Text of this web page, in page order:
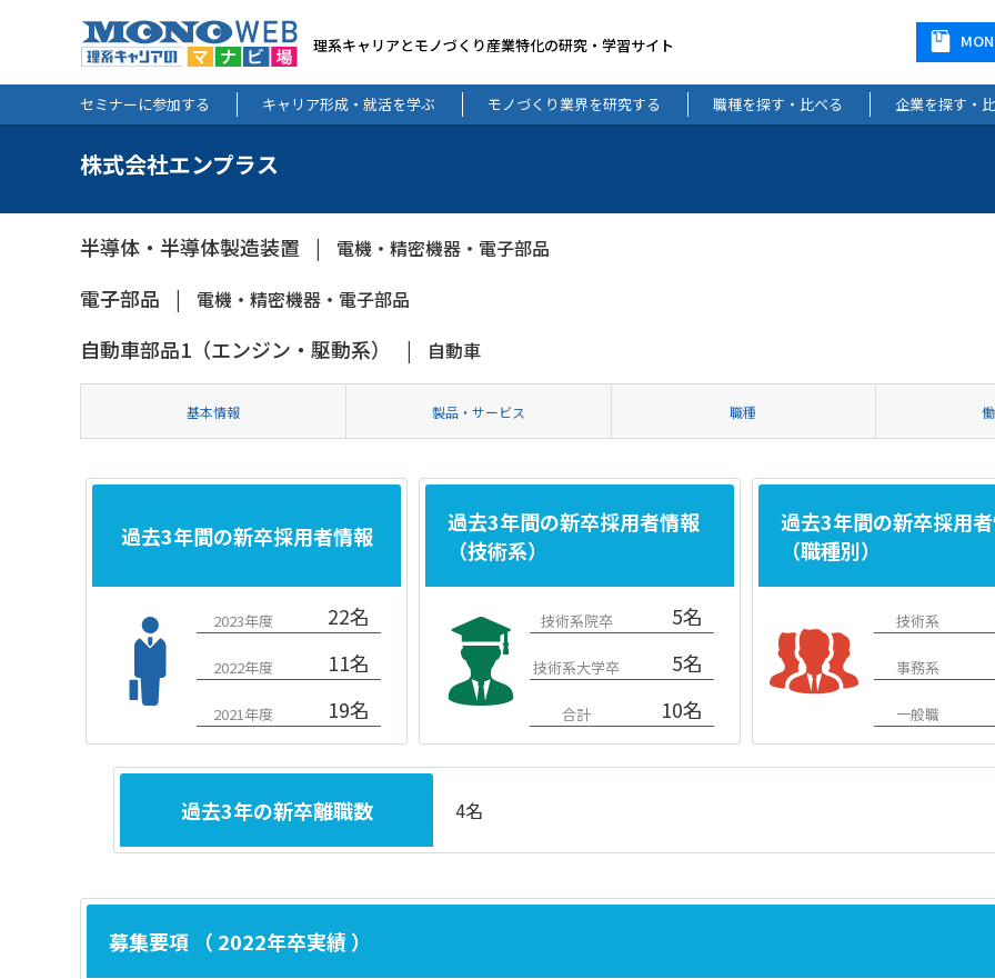
理系キャリアとモノづくり産業特化の研究・学習サイト
セミナーに参加する キャリア形成・就活を学ぶ モノづくり業界を研究する 職種を探す・比べる 企業を探す・
株式会社エンプラス
半導体・半導体製造装置 電機・精密機器・電子部品
電子部品 電機・精密機器・電子部品
自動車部品1（エンジン・駆動系） 自動車
基本情報 製品・サービス 職種
過去3年間の新卒採用者情報
2023年度 22名
2022年度 11名
2021年度 19名
過去3年間の新卒採用者情報
（技術系）
技術系院卒 5名
技術系大学卒 5名
合計 10名
過去3年間の新卒採用
（職種別）
技術系
事務系
一般職
過去3年の新卒離職数 4名
募集要項 （ 2022年卒実績 ）